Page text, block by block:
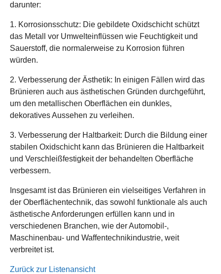
darunter:
1. Korrosionsschutz: Die gebildete Oxidschicht schützt
das Metall vor Umwelteinflüssen wie Feuchtigkeit und
Sauerstoff, die normalerweise zu Korrosion führen
würden.
2. Verbesserung der Ästhetik: In einigen Fällen wird das
Brünieren auch aus ästhetischen Gründen durchgeführt,
um den metallischen Oberflächen ein dunkles,
dekoratives Aussehen zu verleihen.
3. Verbesserung der Haltbarkeit: Durch die Bildung einer
stabilen Oxidschicht kann das Brünieren die Haltbarkeit
und Verschleißfestigkeit der behandelten Oberfläche
verbessern.
Insgesamt ist das Brünieren ein vielseitiges Verfahren in
der Oberflächentechnik, das sowohl funktionale als auch
ästhetische Anforderungen erfüllen kann und in
verschiedenen Branchen, wie der Automobil-,
Maschinenbau- und Waffentechnikindustrie, weit
verbreitet ist.
Zurück zur Listenansicht